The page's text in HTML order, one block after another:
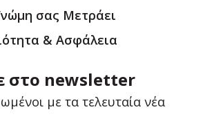
σας Μετράει
& Ασφάλεια
στο newsletter
με τα τελευταία νέα